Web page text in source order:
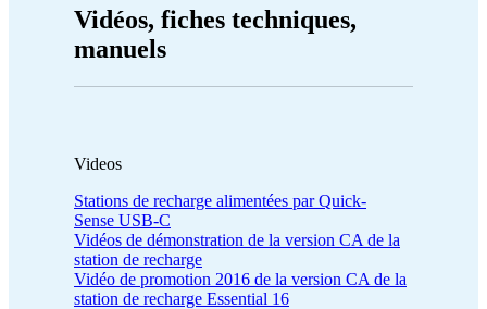
Vidéos, fiches techniques,
manuels
Videos
Stations de recharge alimentées par Quick-
Sense USB-C
Vidéos de démonstration de la version CA de la
station de recharge
Vidéo de promotion 2016 de la version CA de la
station de recharge Essential 16